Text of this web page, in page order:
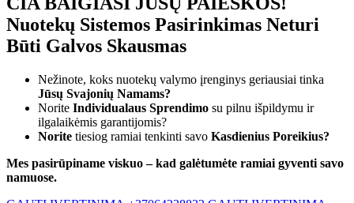
Nuotekų Sistemos Pasirinkimas Neturi
Būti Galvos Skausmas
Nežinote, koks nuotekų valymo įrenginys geriausiai tinka
Jūsų Svajonių Namams?
Norite Individualaus Sprendimo su pilnu išpildymu ir
ilgalaikėmis garantijomis?
Norite tiesiog ramiai tenkinti savo Kasdienius Poreikius?
Mes pasirūpiname viskuo – kad galėtumėte ramiai gyventi savo
namuose.